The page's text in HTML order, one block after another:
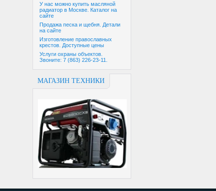
У нас можно купить масляной
радиатор в Москве. Каталог на
сайте
Продажа песка и щебня. Детали
на сайте
Изготовление православных
крестов. Доступные цены
Услуги охраны объектов.
Звоните: 7 (863) 226-23-11.
МАГАЗИН ТЕХНИКИ